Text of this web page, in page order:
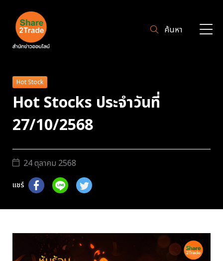
ค้นหา
Hot Stock
Hot Stocks ประจำวันที่
27/10/2568
24 ตุลาคม 2568
แชร์